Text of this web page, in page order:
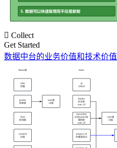
 Collect
Get Started
数据中台的业务价值和技术价值